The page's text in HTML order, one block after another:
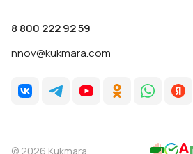
8 800 222 92 59
nnov@kukmara.com
© 2026 Kukmara